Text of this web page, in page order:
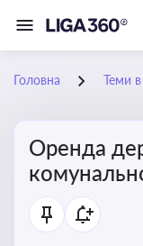
Головна Теми в
Оренда